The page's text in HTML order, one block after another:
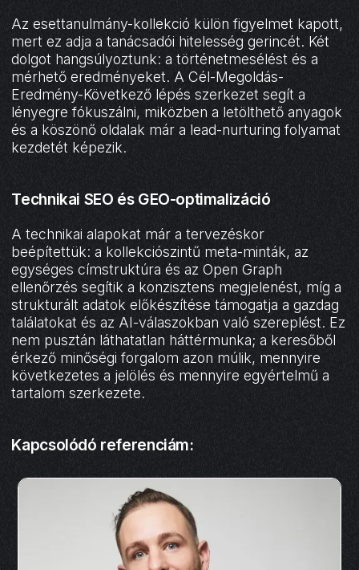
Az esettanulmány-kollekció külön figyelmet kapott,
mert ez adja a tanácsadói hitelesség gerincét. Két
dolgot hangsúlyoztunk: a történetmesélést és a
mérhető eredményeket. A Cél-Megoldás-
Eredmény-Következő lépés szerkezet segít a
lényegre fókuszálni, miközben a letölthető anyagok
és a köszönő oldalak már a lead-nurturing folyamat
kezdetét képezik.
Technikai SEO és GEO-optimalizáció
A technikai alapokat már a tervezéskor
beépítettük: a kollekciószintű meta-minták, az
egységes címstruktúra és az Open Graph
ellenőrzés segítik a konzisztens megjelenést, míg a
strukturált adatok előkészítése támogatja a gazdag
találatokat és az AI-válaszokban való szereplést. Ez
nem pusztán láthatatlan háttérmunka; a keresőből
érkező minőségi forgalom azon múlik, mennyire
következetes a jelölés és mennyire egyértelmű a
tartalom szerkezete.
Kapcsolódó referenciám: